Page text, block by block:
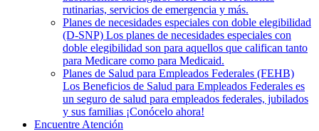
rutinarias, servicios de emergencia y más.
Planes de necesidades especiales con doble elegibilidad
(D-SNP) Los planes de necesidades especiales con
doble elegibilidad son para aquellos que califican tanto
para Medicare como para Medicaid.
Planes de Salud para Empleados Federales (FEHB)
Los Beneficios de Salud para Empleados Federales es
un seguro de salud para empleados federales, jubilados
y sus familias ¡Conócelo ahora!
Encuentre Atención